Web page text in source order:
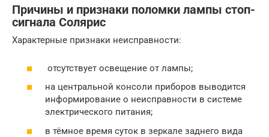
Причины и признаки поломки лампы стоп-
сигнала Солярис
Характерные признаки неисправности:
отсутствует освещение от лампы;
на центральной консоли приборов выводится
информирование о неисправности в системе
электрического питания;
в тёмное время суток в зеркале заднего вида